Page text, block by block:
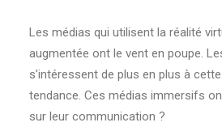
Les médias qui utilisent la réalité
augmentée ont le vent en poupe.
s’intéressent de plus en plus à
tendance. Ces médias immersifs
sur leur communication ?